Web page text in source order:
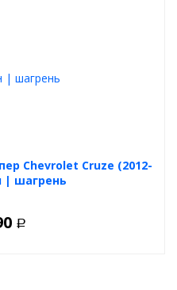
Chevrolet Cruze (2012-
| шагрень
Р